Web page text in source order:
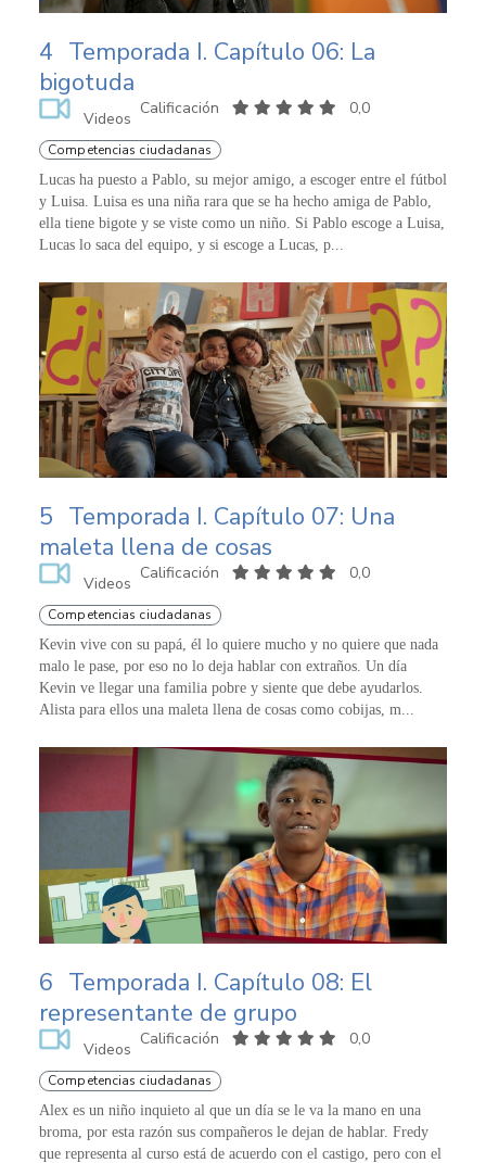
4 Temporada I. Capítulo 06: La
bigotuda
Videos
Calificación 0,0
Competencias ciudadanas
Lucas ha puesto a Pablo, su mejor amigo, a escoger entre el fútbol
y Luisa. Luisa es una niña rara que se ha hecho amiga de Pablo,
ella tiene bigote y se viste como un niño. Si Pablo escoge a Luisa,
Lucas lo saca del equipo, y si escoge a Lucas, p...
5 Temporada I. Capítulo 07: Una
maleta llena de cosas
Videos
Calificación 0,0
Competencias ciudadanas
Kevin vive con su papá, él lo quiere mucho y no quiere que nada
malo le pase, por eso no lo deja hablar con extraños. Un día
Kevin ve llegar una familia pobre y siente que debe ayudarlos.
Alista para ellos una maleta llena de cosas como cobijas, m...
6 Temporada I. Capítulo 08: El
representante de grupo
Videos
Calificación 0,0
Competencias ciudadanas
Alex es un niño inquieto al que un día se le va la mano en una
broma, por esta razón sus compañeros le dejan de hablar. Fredy
que representa al curso está de acuerdo con el castigo, pero con el